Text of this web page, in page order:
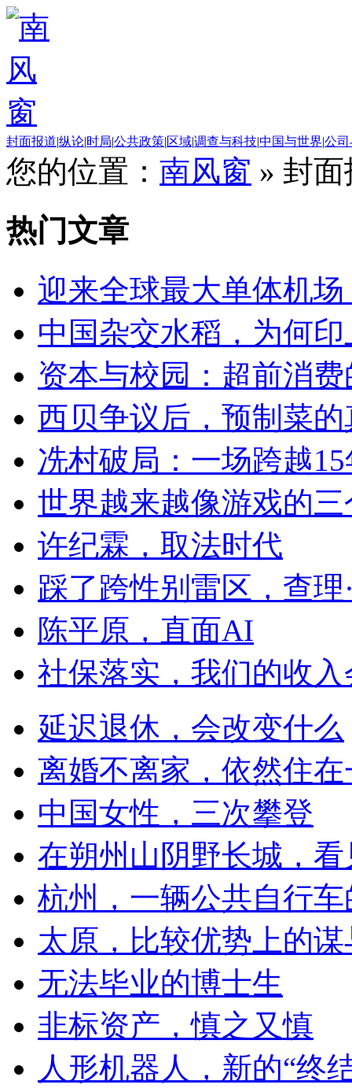
封面报道|纵论|时局|公共政策|区域|调查与科技|中国与世界|公
您的位置： 南风窗 » 封
热门文章
迎来全球最大单体机
中国杂交水稻，为何
资本与校园：超前消
西贝争议后，预制菜
冼村破局：一场跨越
世界越来越像游戏的
许纪霖，取法时代
踩了跨性别雷区，查理
陈平原，直面AI
社保落实，我们的收
延迟退休，会改变什么
离婚不离家，依然住
中国女性，三次攀登
在朔州山阴野长城，
杭州，一辆公共自行
太原，比较优势上的谋
无法毕业的博士生
非标资产，慎之又慎
人形机器人，新的“终